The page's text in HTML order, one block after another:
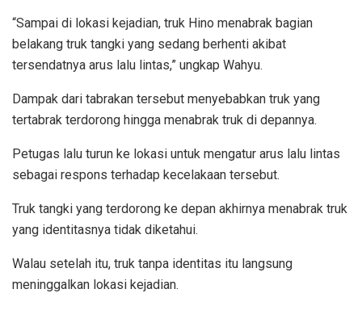
“Sampai di lokasi kejadian, truk Hino menabrak bagian
belakang truk tangki yang sedang berhenti akibat
tersendatnya arus lalu lintas,” ungkap Wahyu.
Dampak dari tabrakan tersebut menyebabkan truk yang
tertabrak terdorong hingga menabrak truk di depannya.
Petugas lalu turun ke lokasi untuk mengatur arus lalu lintas
sebagai respons terhadap kecelakaan tersebut.
Truk tangki yang terdorong ke depan akhirnya menabrak truk
yang identitasnya tidak diketahui.
Walau setelah itu, truk tanpa identitas itu langsung
meninggalkan lokasi kejadian.